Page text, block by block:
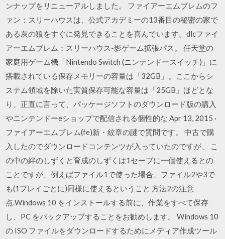
ンナップをリニューアルしました。 ファイアーエムブレムのフ
ァン：スリーハウスは、公式アカデミーの13番目の秘密の家で
ある灰の狼をすぐに発見できることを喜んでいます。dlcファイ
アーエムブレム：スリーハウス-影ゲーム拡張パス。 任天堂の
家庭用ゲーム機「Nintendo Switch (ニンテンドースイッチ)」に
搭載されている保存メモリーの容量は「32GB」。ここからシ
ステム領域を除いた実質保存可能な容量は「25GB」ほどとな
り、正直に言って、パッケージソフトのダウンロード版の購入
やニンテンドーeショップで配信される個性的な Apr 13, 2015 ·
ファイアーエムブレム(fe)新・紋章の謎で質問です。 中古で購
入したのでダウンロードコンテンツが入っていたのですが、 こ
の中の絆のしずくと育成のしずくは1セーブに一個使えるとの
ことですが、例えばファイル1で使った場合、ファイル2や3で
も(1プレイごとに)同様に使えるということ 方法2の注意
点.Windows 10 をインストールする前に、作業をすべて保存
し、PC をバックアップすることをお勧めします。 Windows 10
の ISO ファイルをダウンロードするためにメディア作成ツール